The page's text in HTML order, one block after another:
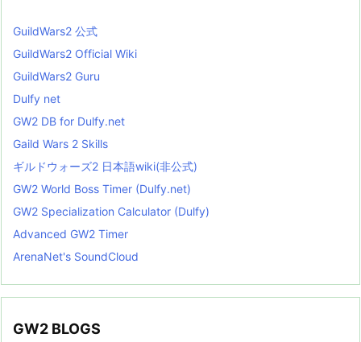
GuildWars2 公式
GuildWars2 Official Wiki
GuildWars2 Guru
Dulfy net
GW2 DB for Dulfy.net
Gaild Wars 2 Skills
ギルドウォーズ2 日本語wiki(非公式)
GW2 World Boss Timer (Dulfy.net)
GW2 Specialization Calculator (Dulfy)
Advanced GW2 Timer
ArenaNet's SoundCloud
GW2 BLOGS